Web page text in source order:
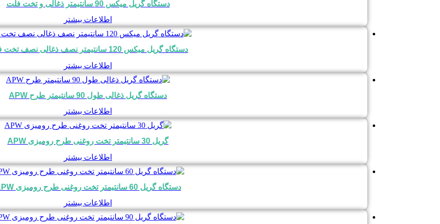
دستگاه گریل میکس 90 سانتیمتر ذغالی و تخت فلت
اطلاعات بیشتر
دستگاه گریل میکس 120 سانتیمتر نصف ذغالی نصف تخت فلت
اطلاعات بیشتر
دستگاه گریل ذغالی طول 90 سانتیمتر طرح APW
اطلاعات بیشتر
گریل 30 سانتیمتر تخت روغنی طرح رومیزی APW
اطلاعات بیشتر
دستگاه گریل 60 سانتیمتر تخت روغنی طرح رومیزی APW
اطلاعات بیشتر